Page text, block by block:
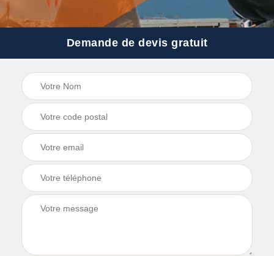
Demande de devis gratuit